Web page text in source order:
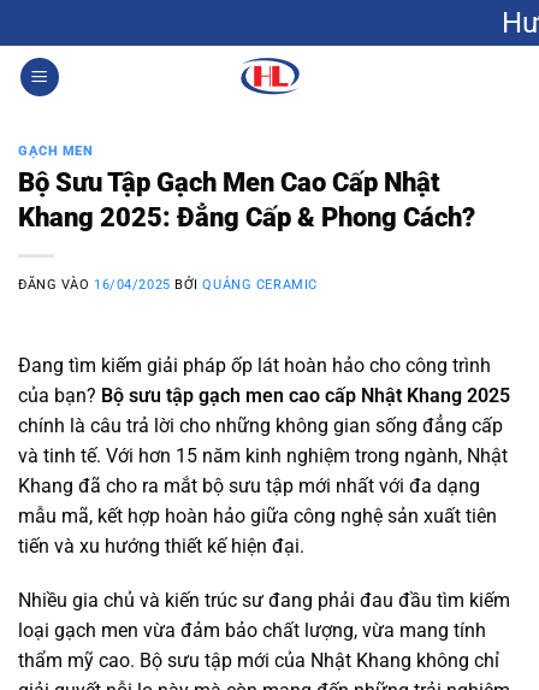
qua
nội
dung
Hưng Lộc:
GẠCH MEN
Bộ Sưu Tập Gạch Men Cao Cấp Nhật
Khang 2025: Đẳng Cấp & Phong Cách?
ĐĂNG VÀO 16/04/2025 BỞIQUẢNG CERAMIC
Đang tìm kiếm giải pháp ốp lát hoàn hảo cho công trình
của bạn? Bộ sưu tập gạch men cao cấp Nhật Khang 2025
chính là câu trả lời cho những không gian sống đẳng cấp
và tinh tế. Với hơn 15 năm kinh nghiệm trong ngành, Nhật
Khang đã cho ra mắt bộ sưu tập mới nhất với đa dạng
mẫu mã, kết hợp hoàn hảo giữa công nghệ sản xuất tiên
tiến và xu hướng thiết kế hiện đại.
Nhiều gia chủ và kiến trúc sư đang phải đau đầu tìm kiếm
loại gạch men vừa đảm bảo chất lượng, vừa mang tính
thẩm mỹ cao. Bộ sưu tập mới của Nhật Khang không chỉ